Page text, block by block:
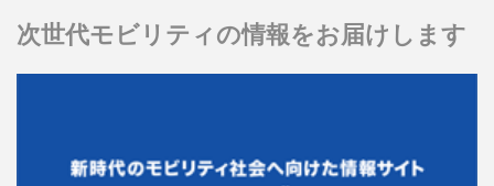
次世代モビリティの情報をお届けします